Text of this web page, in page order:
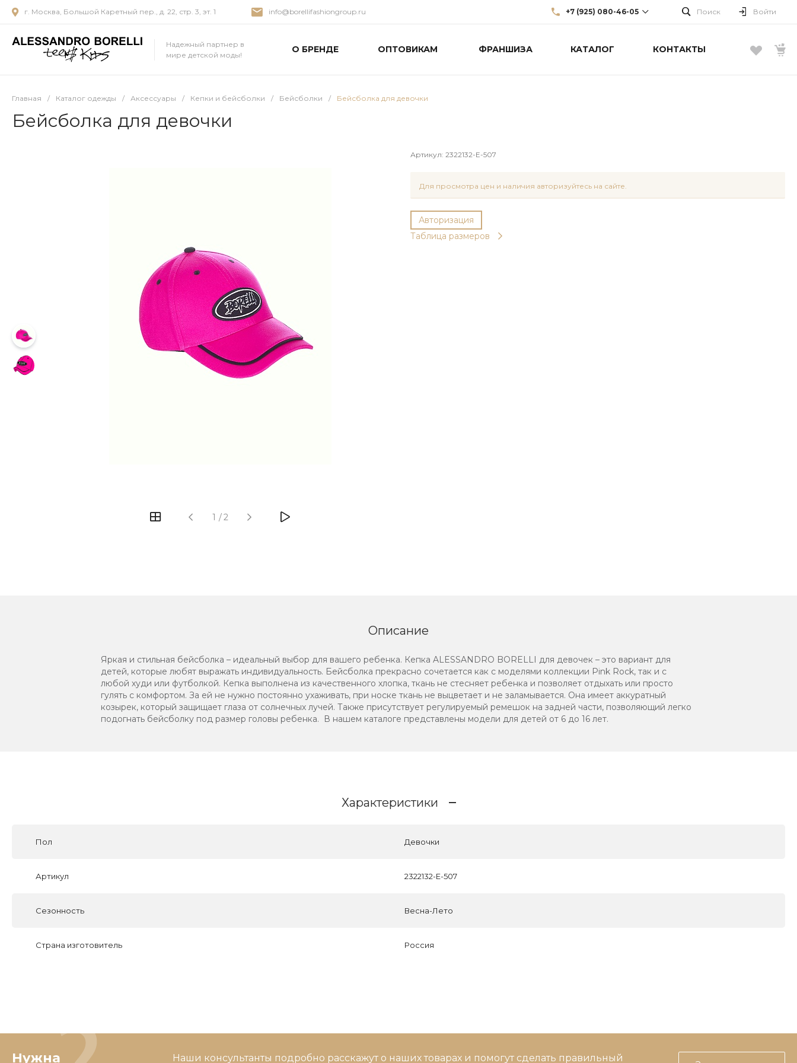
г. Москва, Большой Каретный пер., д. 22, стр. 3, эт. 1 info@borellifashiongroup.ru +7 (925) 080-46-05 Поиск Войти
Надежный партнер в
мире детской моды!
О БРЕНДЕ ОПТОВИКАМ ФРАНШИЗА КАТАЛОГ КОНТАКТЫ
Главная / Каталог одежды / Аксессуары / Кепки и бейсболки / Бейсболки / Бейсболка для девочки
Бейсболка для девочки
1 /2
Артикул: 2322132-E-507
Для просмотра цен и наличия авторизуйтесь на сайте.
Авторизация
Таблица размеров
Описание
Яркая и стильная бейсболка – идеальный выбор для вашего ребенка. Кепка ALESSANDRO BORELLI для девочек – это вариант для
детей, которые любят выражать индивидуальность. Бейсболка прекрасно сочетается как с моделями коллекции Pink Rock, так и с
любой худи или футболкой. Кепка выполнена из качественного хлопка, ткань не стесняет ребенка и позволяет отдыхать или просто
гулять с комфортом. За ей не нужно постоянно ухаживать, при носке ткань не выцветает и не заламывается. Она имеет аккуратный
козырек, который защищает глаза от солнечных лучей. Также присутствует регулируемый ремешок на задней части, позволяющий легко
подогнать бейсболку под размер головы ребенка. В нашем каталоге представлены модели для детей от 6 до 16 лет.
Характеристики
Пол Девочки
Артикул 2322132-E-507
Сезонность Весна-Лето
Страна изготовитель Россия
Нужна Наши консультанты подробно расскажут о наших товарах и помогут сделать правильный